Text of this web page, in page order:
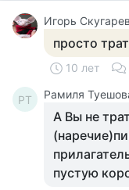
Игорь Скугарев
просто
10 лет
РТ Рамиля
А Вы не
пустую